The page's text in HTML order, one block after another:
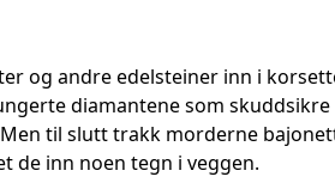
og andre edelsteiner inn i
diamantene som skuddsikre
til slutt trakk morderne
de inn noen tegn i veggen.